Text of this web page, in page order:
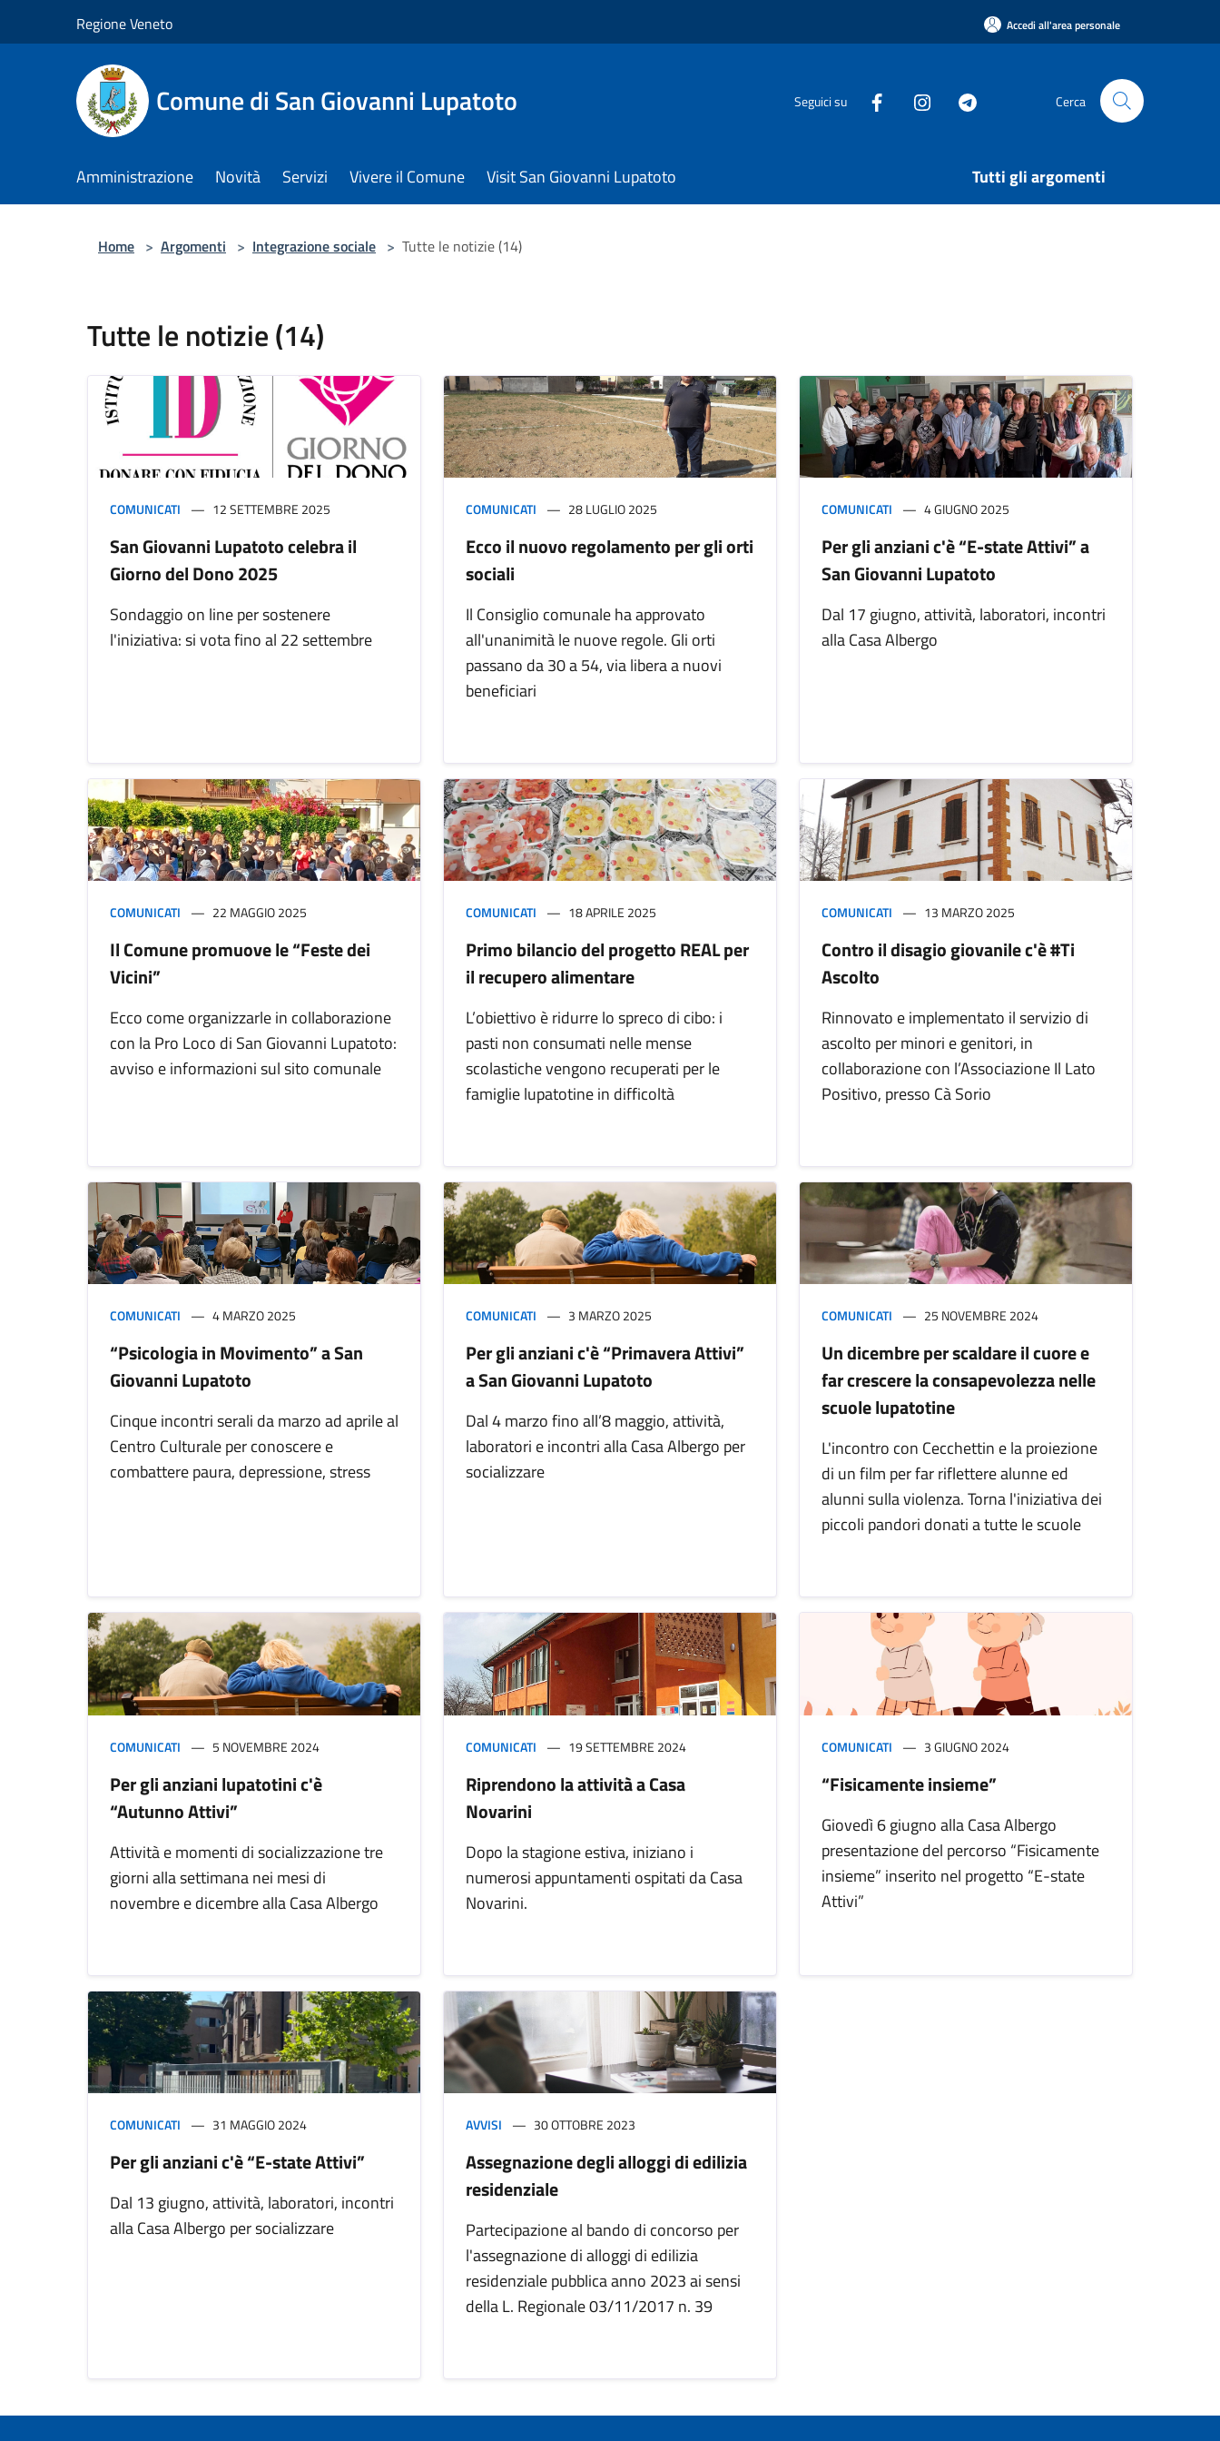
Regione Veneto Accedi all'area personale
Comune di San Giovanni Lupatoto Seguici su Cerca
Amministrazione Novità Servizi Vivere il Comune Visit San Giovanni Lupatoto Tutti gli argomenti
Home > Argomenti > Integrazione sociale > Tutte le notizie (14)
Tutte le notizie (14)
COMUNICATI 12 SETTEMBRE 2025
San Giovanni Lupatoto celebra il
Giorno del Dono 2025
Sondaggio on line per sostenere
l'iniziativa: si vota fino al 22 settembre
COMUNICATI 28 LUGLIO 2025
Ecco il nuovo regolamento per gli orti
sociali
Il Consiglio comunale ha approvato
all'unanimità le nuove regole. Gli orti
passano da 30 a 54, via libera a nuovi
beneficiari
COMUNICATI 4 GIUGNO 2025
Per gli anziani c'è “E-state Attivi” a
San Giovanni Lupatoto
Dal 17 giugno, attività, laboratori, incontri
alla Casa Albergo
COMUNICATI 22 MAGGIO 2025
Il Comune promuove le “Feste dei
Vicini”
Ecco come organizzarle in collaborazione
con la Pro Loco di San Giovanni Lupatoto:
avviso e informazioni sul sito comunale
COMUNICATI 18 APRILE 2025
Primo bilancio del progetto REAL per
il recupero alimentare
L’obiettivo è ridurre lo spreco di cibo: i
pasti non consumati nelle mense
scolastiche vengono recuperati per le
famiglie lupatotine in difficoltà
COMUNICATI 13 MARZO 2025
Contro il disagio giovanile c'è #Ti
Ascolto
Rinnovato e implementato il servizio di
ascolto per minori e genitori, in
collaborazione con l’Associazione Il Lato
Positivo, presso Cà Sorio
COMUNICATI 4 MARZO 2025
“Psicologia in Movimento” a San
Giovanni Lupatoto
Cinque incontri serali da marzo ad aprile al
Centro Culturale per conoscere e
combattere paura, depressione, stress
COMUNICATI 3 MARZO 2025
Per gli anziani c'è “Primavera Attivi”
a San Giovanni Lupatoto
Dal 4 marzo fino all’8 maggio, attività,
laboratori e incontri alla Casa Albergo per
socializzare
COMUNICATI 25 NOVEMBRE 2024
Un dicembre per scaldare il cuore e
far crescere la consapevolezza nelle
scuole lupatotine
L'incontro con Cecchettin e la proiezione
di un film per far riflettere alunne ed
alunni sulla violenza. Torna l'iniziativa dei
piccoli pandori donati a tutte le scuole
COMUNICATI 5 NOVEMBRE 2024
Per gli anziani lupatotini c'è
“Autunno Attivi”
Attività e momenti di socializzazione tre
giorni alla settimana nei mesi di
novembre e dicembre alla Casa Albergo
COMUNICATI 19 SETTEMBRE 2024
Riprendono la attività a Casa
Novarini
Dopo la stagione estiva, iniziano i
numerosi appuntamenti ospitati da Casa
Novarini.
COMUNICATI 3 GIUGNO 2024
“Fisicamente insieme”
Giovedì 6 giugno alla Casa Albergo
presentazione del percorso “Fisicamente
insieme” inserito nel progetto “E-state
Attivi”
COMUNICATI 31 MAGGIO 2024
Per gli anziani c'è “E-state Attivi”
Dal 13 giugno, attività, laboratori, incontri
alla Casa Albergo per socializzare
AVVISI 30 OTTOBRE 2023
Assegnazione degli alloggi di edilizia
residenziale
Partecipazione al bando di concorso per
l'assegnazione di alloggi di edilizia
residenziale pubblica anno 2023 ai sensi
della L. Regionale 03/11/2017 n. 39